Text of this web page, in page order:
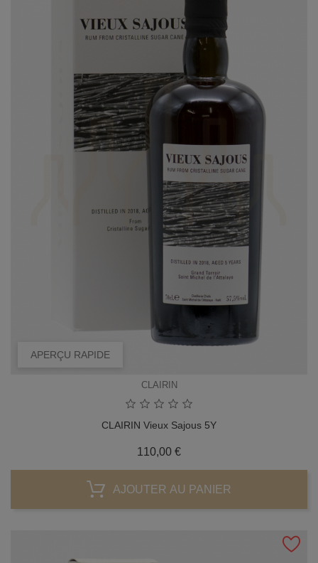
APERÇU RAPIDE
CLAIRIN
CLAIRIN Vieux Sajous 5Y
110,00 €Prix
AJOUTER AU PANIER